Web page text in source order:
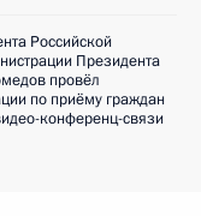
Российской
Президента
провёл
по приёму граждан
конференц-связи